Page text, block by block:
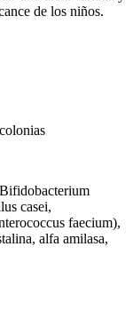
de los niños.
casei,
faecium),
alfa amilasa,